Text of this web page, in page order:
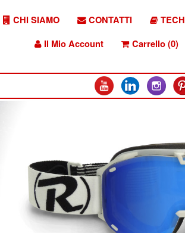
CHI SIAMO CONTATTI
TECH
Il Mio Account
Carrello (0)